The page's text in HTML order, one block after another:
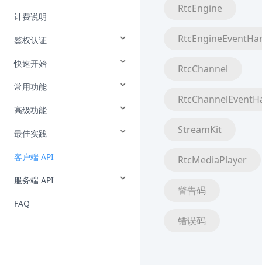
计费说明
鉴权认证
快速开始
常用功能
高级功能
最佳实践
客户端 API
服务端 API
FAQ
RtcEngine
RtcChannel
StreamKit
RtcMediaPlayer
警告码
错误码